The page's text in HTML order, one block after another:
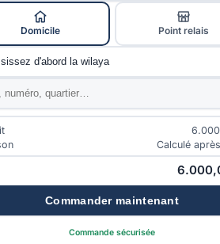
livraison*
Domicile
Point relais
*
Calculé
Commander maintenant
Commande sécurisée